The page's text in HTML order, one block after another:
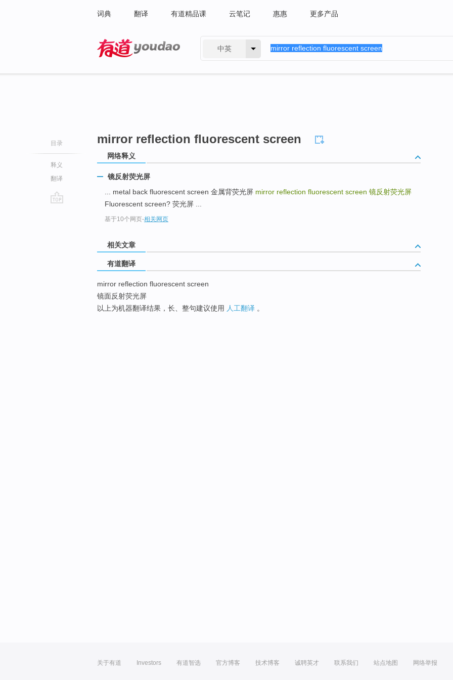
词典 翻译 有道精品课 云笔记 惠惠 更多产品
中英
目录
释义
翻译
mirror reflection fluorescent screen
网络释义
镜反射荧光屏
... metal back fluorescent screen 金属背荧光屏 mirror reflection fluorescent screen 镜反射荧光屏
Fluorescent screen? 荧光屏 ...
基于10个网页-相关网页
相关文章
有道翻译
mirror reflection fluorescent screen
镜面反射荧光屏
以上为机器翻译结果，长、整句建议使用 人工翻译 。
关于有道 Investors 有道智选 官方博客 技术博客 诚聘英才 联系我们 站点地图 网络举报